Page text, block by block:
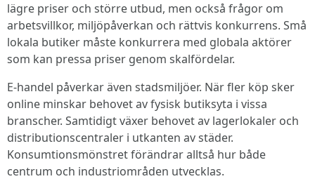
lägre priser och större utbud, men också frågor om
arbetsvillkor, miljöpåverkan och rättvis konkurrens. Små
lokala butiker måste konkurrera med globala aktörer
som kan pressa priser genom skalfördelar.
E-handel påverkar även stadsmiljöer. När fler köp sker
online minskar behovet av fysisk butiksyta i vissa
branscher. Samtidigt växer behovet av lagerlokaler och
distributionscentraler i utkanten av städer.
Konsumtionsmönstret förändrar alltså hur både
centrum och industriområden utvecklas.